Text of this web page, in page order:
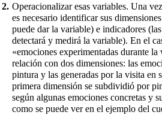
Operacionalizar esas variables. Una
es necesario identificar sus
puede dar la variable) e indicadores
detectará y medirá la variable). En el
«emociones experimentadas durante la
relación con dos dimensiones: las
pintura y las generadas por la visita en
primera dimensión se subdividió por
según algunas emociones concretas y
como se puede ver en el ejemplo del